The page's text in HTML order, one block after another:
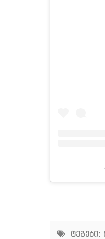
ტეგები: